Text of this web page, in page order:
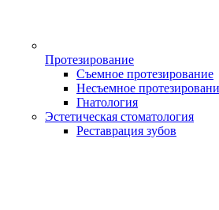
Протезирование
Съемное протезирование
Несъемное
Гнатология
Эстетическая стоматология
Реставрация зубов